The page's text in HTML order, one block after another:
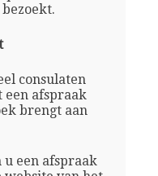
consulaten
een afspraak
brengt aan
u een afspraak